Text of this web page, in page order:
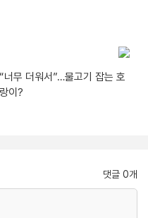
“너무 더워서”…물고기 잡는 호
랑이?
댓글 0개